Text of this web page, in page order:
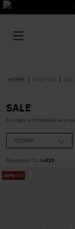
ROUPAS
SALE
A categoria de tendências e
FILTRAR
Mostrando 12 de419
-50%OFF
1º Vestido
2º Roupas